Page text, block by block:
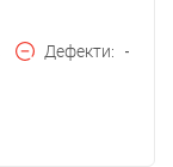
Дефекти -